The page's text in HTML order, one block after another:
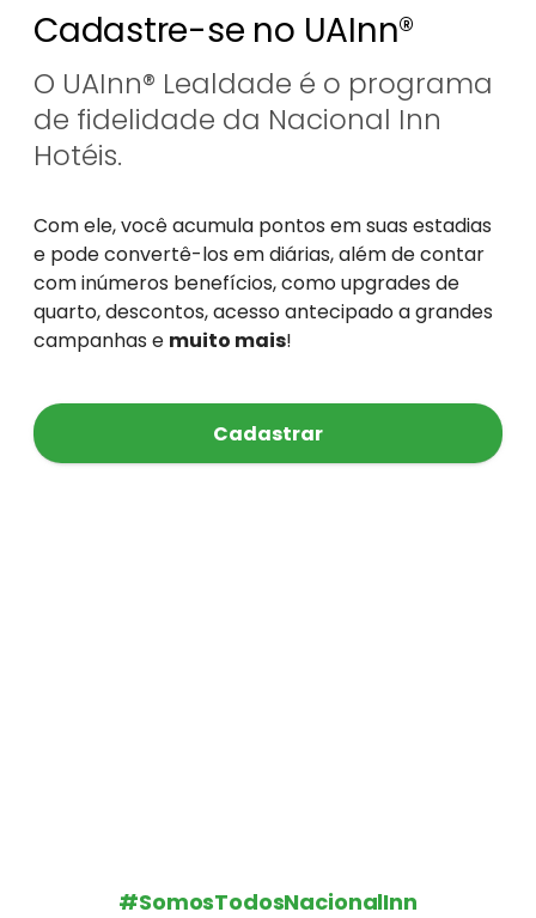
Cadastre-se no UAInn®
O UAInn® Lealdade é o programa
de fidelidade da Nacional Inn
Hotéis.
Com ele, você acumula pontos em suas estadias
e pode convertê-los em diárias, além de contar
com inúmeros benefícios, como upgrades de
quarto, descontos, acesso antecipado a grandes
campanhas e muito mais!
Cadastrar
#SomosTodosNacionalInn